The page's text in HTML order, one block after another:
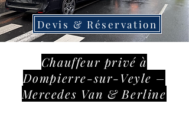
Devis & Réservation
Chauffeur privé à
Dompierre-sur-Veyle –
Mercedes Van & Berline